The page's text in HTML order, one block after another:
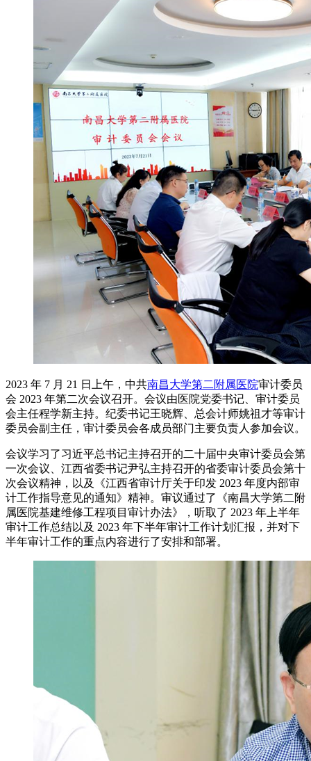
2023 年 7 月 21 日上午，中共南昌大学第二附属医院审计委员
会 2023 年第二次会议召开。会议由医院党委书记、审计委员
会主任程学新主持。纪委书记王晓辉、总会计师姚祖才等审计
委员会副主任，审计委员会各成员部门主要负责人参加会议。
会议学习了习近平总书记主持召开的二十届中央审计委员会第
一次会议、江西省委书记尹弘主持召开的省委审计委员会第十
次会议精神，以及《江西省审计厅关于印发 2023 年度内部审
计工作指导意见的通知》精神。审议通过了《南昌大学第二附
属医院基建维修工程项目审计办法》，听取了 2023 年上半年
审计工作总结以及 2023 年下半年审计工作计划汇报，并对下
半年审计工作的重点内容进行了安排和部署。